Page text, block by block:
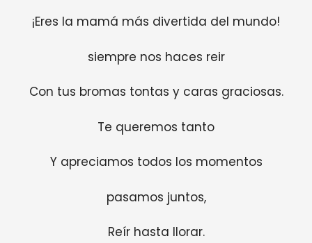
¡Eres la mamá más divertida del mundo!
siempre nos haces reir
Con tus bromas tontas y caras graciosas.
Te queremos tanto
Y apreciamos todos los momentos
pasamos juntos,
Reír hasta llorar.